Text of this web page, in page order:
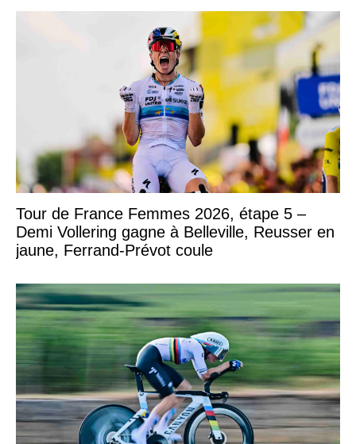
Tour de France Femmes 2026, étape 5 –
Demi Vollering gagne à Belleville, Reusser en
jaune, Ferrand-Prévot coule